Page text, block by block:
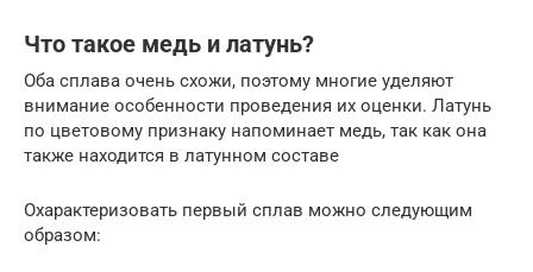
Что такое медь и латунь?
Оба сплава очень схожи, поэтому многие уделяют
внимание особенности проведения их оценки. Латунь
по цветовому признаку напоминает медь, так как она
также находится в латунном составе
Охарактеризовать первый сплав можно следующим
образом: